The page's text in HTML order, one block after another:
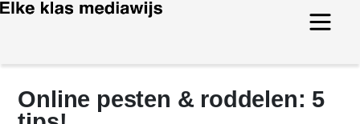
Online pesten & roddelen: 5